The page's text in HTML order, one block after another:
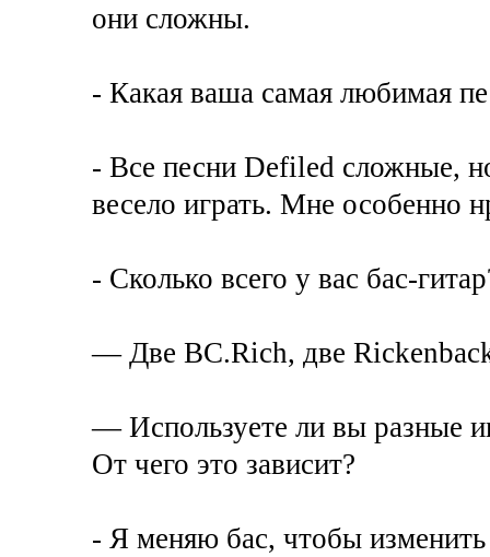
они сложны.
- Какая ваша самая любимая
- Все песни Defiled сложные,
весело играть. Мне особенно
- Сколько всего у вас бас-
— Две BC.Rich, две
— Используете ли вы разные
От чего это зависит?
- Я меняю бас, чтобы